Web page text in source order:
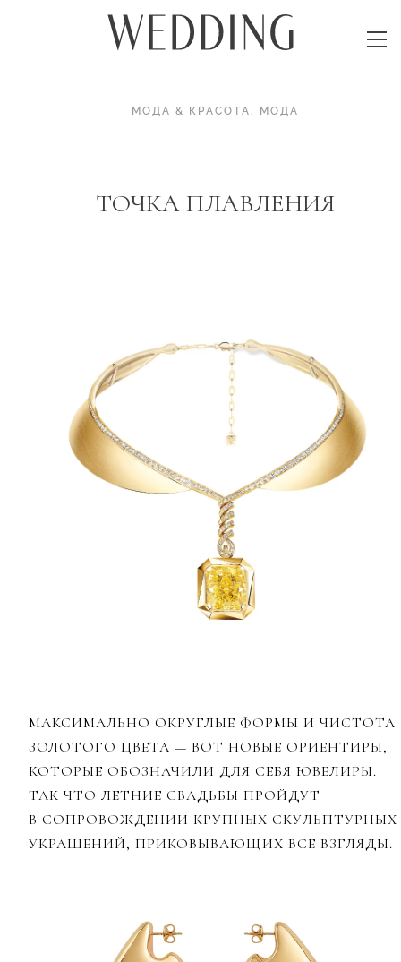
МОДА & КРАСОТА. МОДА
ТОЧКА ПЛАВЛЕНИЯ
МАКСИМАЛЬНО ОКРУГЛЫЕ ФОРМЫ И ЧИСТОТА
ЗОЛОТОГО ЦВЕТА — ВОТ НОВЫЕ ОРИЕНТИРЫ,
КОТОРЫЕ ОБОЗНАЧИЛИ ДЛЯ СЕБЯ ЮВЕЛИРЫ.
ТАК ЧТО ЛЕТНИЕ СВАДЬБЫ ПРОЙДУТ
В СОПРОВОЖДЕНИИ КРУПНЫХ СКУЛЬПТУРНЫХ
УКРАШЕНИЙ, ПРИКОВЫВАЮЩИХ ВСЕ ВЗГЛЯДЫ.